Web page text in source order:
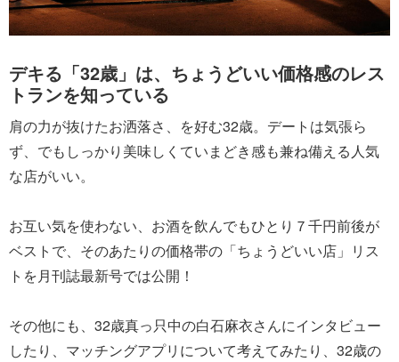
デキる「32歳」は、ちょうどいい価格感のレス
トランを知っている
肩の力が抜けたお洒落さ、を好む32歳。デートは気張ら
ず、でもしっかり美味しくていまどき感も兼ね備える人気
な店がいい。
お互い気を使わない、お酒を飲んでもひとり７千円前後が
ベストで、そのあたりの価格帯の「ちょうどいい店」リス
トを月刊誌最新号では公開！
その他にも、32歳真っ只中の白石麻衣さんにインタビュー
したり、マッチングアプリについて考えてみたり、32歳の